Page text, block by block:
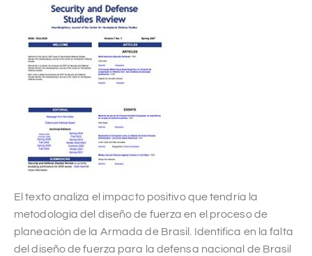
El texto analiza el impacto positivo que tendría la
metodología del diseño de fuerza en el proceso de
planeación de la Armada de Brasil. Identifica en la falta
del diseño de fuerza para la defensa nacional de Brasil